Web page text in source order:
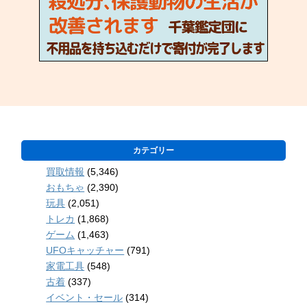
カテゴリー
買取情報 (5,346)
おもちゃ (2,390)
玩具 (2,051)
トレカ (1,868)
ゲーム (1,463)
UFOキャッチャー (791)
家電工具 (548)
古着 (337)
イベント・セール (314)